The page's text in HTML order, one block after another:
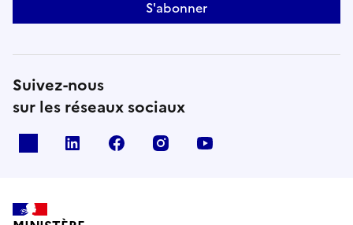
S'abonner
Suivez-nous
sur les réseaux sociaux
linkedin facebook instagram